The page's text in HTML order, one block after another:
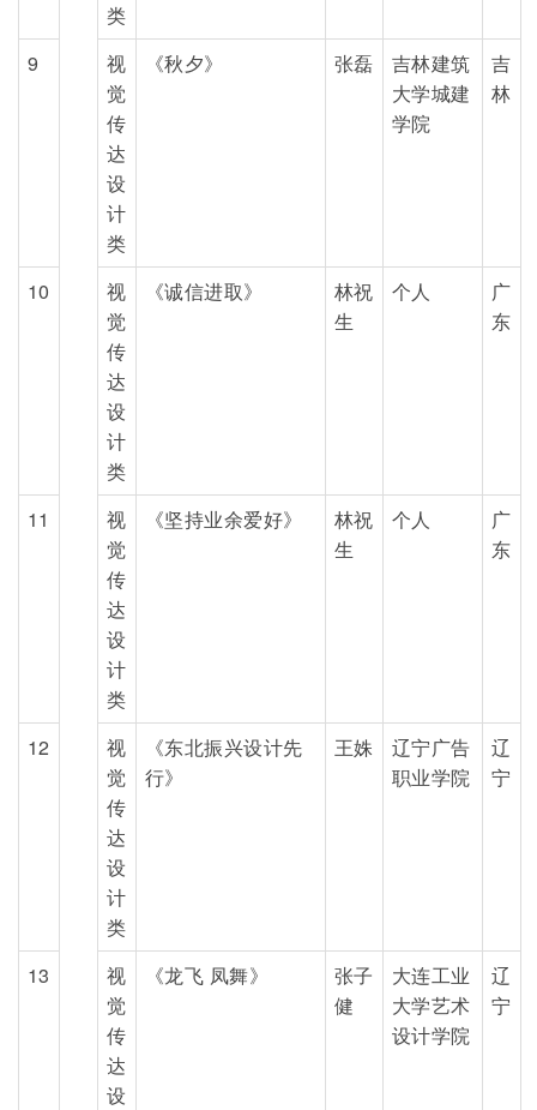
类
9
视
觉
传
达
设
计
类
《秋夕》 张磊
吉林建筑
大学城建
学院
吉
林
10
视
觉
传
达
设
计
类
《诚信进取》
林祝
生
个人
广
东
11
视
觉
传
达
设
计
类
《坚持业余爱好》
林祝
生
个人
广
东
12
视
觉
传
达
设
计
类
《东北振兴设计先
行》
王姝
辽宁广告
职业学院
辽
宁
13
视
觉
传
达
设
《龙飞 凤舞》
张子
健
大连工业
大学艺术
设计学院
辽
宁